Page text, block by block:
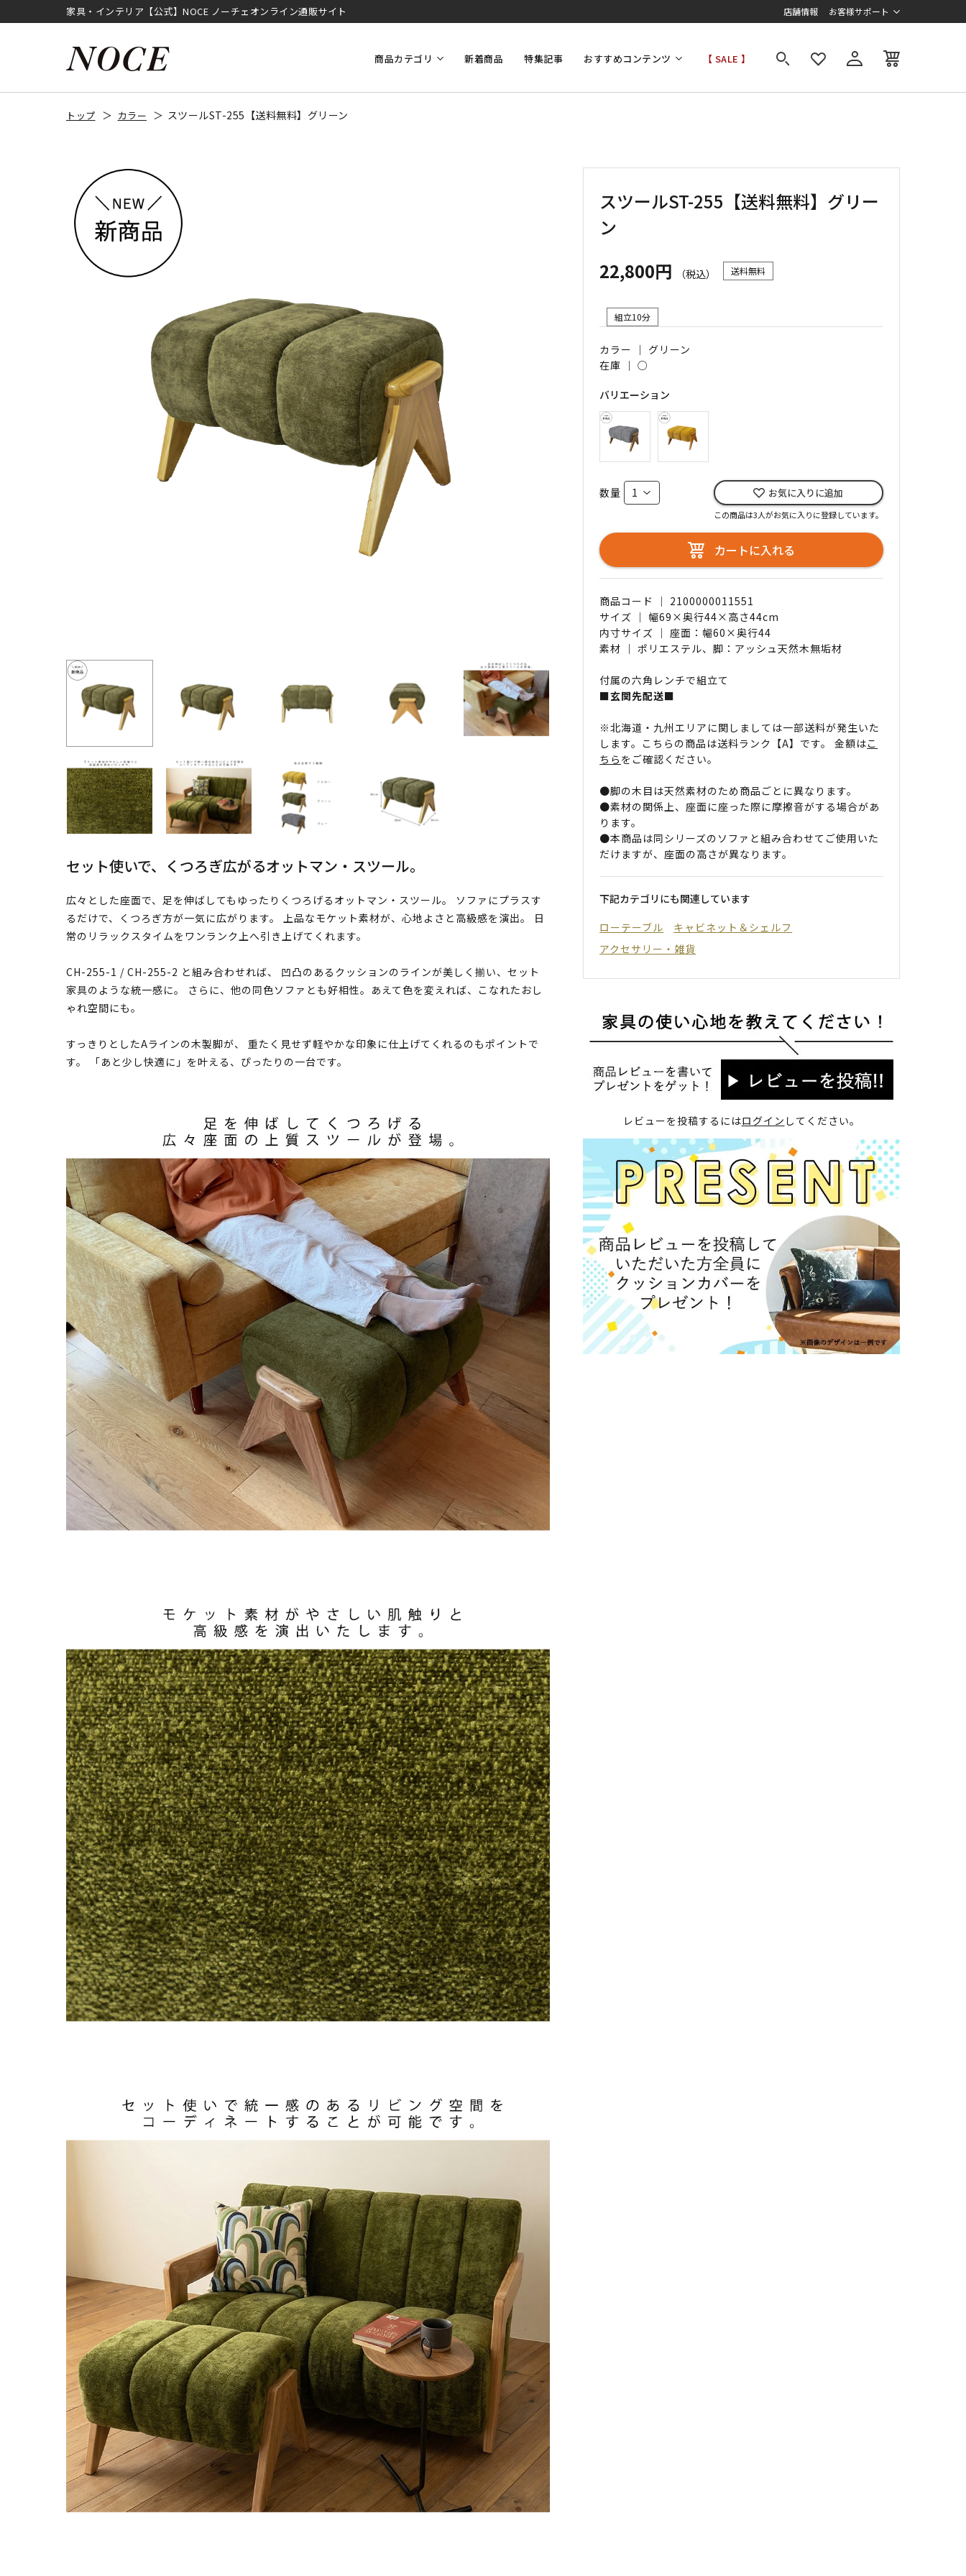
家具・インテリア【公式】NOCE ノーチェオンライン通販サイト 店舗情報 お客様サポート
商品カテゴリ 新着商品 特集記事 おすすめコンテンツ 【 SALE 】
トップ カラー スツールST-255【送料無料】グリーン
セット使いで、くつろぎ広がるオットマン・スツール。
広々とした座面で、足を伸ばしてもゆったりくつろげるオットマン・スツール。 ソファにプラスす
るだけで、くつろぎ方が一気に広がります。 上品なモケット素材が、心地よさと高級感を演出。 日
常のリラックスタイムをワンランク上へ引き上げてくれます。
CH-255-1 / CH-255-2 と組み合わせれば、 凹凸のあるクッションのラインが美しく揃い、セット
家具のような統一感に。 さらに、他の同色ソファとも好相性。あえて色を変えれば、こなれたおし
ゃれ空間にも。
すっきりとしたAラインの木製脚が、 重たく見せず軽やかな印象に仕上げてくれるのもポイントで
す。 「あと少し快適に」を叶える、ぴったりの一台です。
スツールST-255【送料無料】グリー
ン
22,800円
（税込） 送料無料
組立10分
カラー ｜ グリーン
在庫 ｜○
バリエーション
数量 お気に入りに追加
この商品は3人がお気に入りに登録しています。
カートに入れる
商品コード ｜ 2100000011551
サイズ ｜ 幅69×奥行44×高さ44cm
内寸サイズ ｜ 座面：幅60×奥行44
素材 ｜ ポリエステル、脚：アッシュ天然木無垢材
付属の六角レンチで組立て
■玄関先配送■
※北海道・九州エリアに関しましては一部送料が発生いた
します。こちらの商品は送料ランク【A】です。 金額はこ
ちら をご確認ください。
●脚の木目は天然素材のため商品ごとに異なります。
●素材の関係上、座面に座った際に摩擦音がする場合があ
ります。
●本商品は同シリーズのソファと組み合わせてご使用いた
だけますが、座面の高さが異なります。
下記カテゴリにも関連しています
ローテーブル
キャビネット＆シェルフ
アクセサリー・雑貨
レビューを投稿するにはログイン してください。